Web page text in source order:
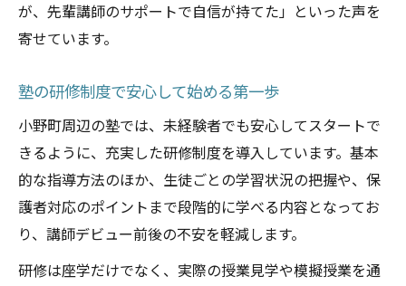
が、先輩講師のサポートで自信が持てた」といった声を
寄せています。
塾の研修制度で安心して始める第一歩
小野町周辺の塾では、未経験者でも安心してスタートで
きるように、充実した研修制度を導入しています。基本
的な指導方法のほか、生徒ごとの学習状況の把握や、保
護者対応のポイントまで段階的に学べる内容となってお
り、講師デビュー前後の不安を軽減します。
研修は座学だけでなく、実際の授業見学や模擬授業を通